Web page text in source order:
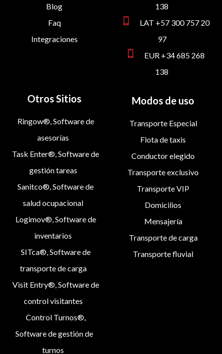
138
phone_iphone
LAT +57 300 757 20
97
phone_iphone
EUR +34 685 268
138
Blog
Faq
Integraciones
Modos de uso
Transporte Especial
Flota de taxis
Conductor elegido
Transporte exclusivo
Transporte VIP
Domicilios
Mensajería
Transporte de carga
Transporte fluvial
Otros Sitios
Ringow®, Software de
asesorías
Task Enter®, Software de
gestión tareas
Sanitco®, Software de
salud ocupacional
Logimov®, Software de
inventarios
SITca®, Software de
transporte de carga
Visit Entry®, Software de
control visitantes
Control Turnos®,
Software de gestión de
turnos